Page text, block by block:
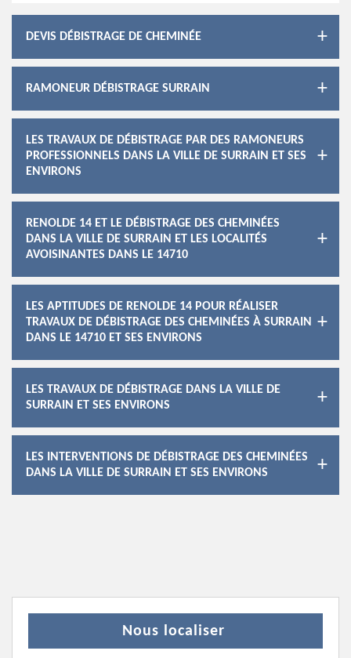
DEVIS DÉBISTRAGE DE CHEMINÉE
RAMONEUR DÉBISTRAGE SURRAIN
LES TRAVAUX DE DÉBISTRAGE PAR DES RAMONEURS
PROFESSIONNELS DANS LA VILLE DE SURRAIN ET SES
ENVIRONS
RENOLDE 14 ET LE DÉBISTRAGE DES CHEMINÉES
DANS LA VILLE DE SURRAIN ET LES LOCALITÉS
AVOISINANTES DANS LE 14710
LES APTITUDES DE RENOLDE 14 POUR RÉALISER
TRAVAUX DE DÉBISTRAGE DES CHEMINÉES À SURRAIN
DANS LE 14710 ET SES ENVIRONS
LES TRAVAUX DE DÉBISTRAGE DANS LA VILLE DE
SURRAIN ET SES ENVIRONS
LES INTERVENTIONS DE DÉBISTRAGE DES CHEMINÉES
DANS LA VILLE DE SURRAIN ET SES ENVIRONS
Nous localiser